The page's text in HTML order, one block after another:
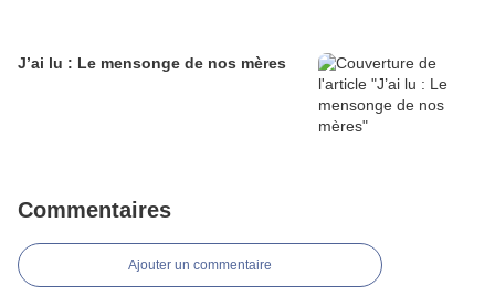
J’ai lu : Le mensonge de nos mères
Commentaires
Ajouter un commentaire